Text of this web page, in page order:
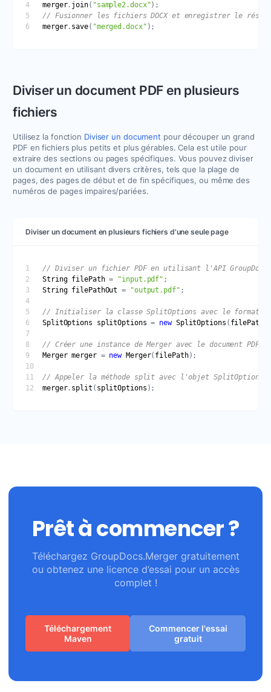
merger. join( "sample2.docx"
merger. save( "merged.docx"
Diviser un document PDF en plusieurs
fichiers
Utilisez la fonction Diviser un document pour découper un grand
PDF en fichiers plus petits et plus gérables. Cela est utile pour
extraire des sections ou pages spécifiques. Vous pouvez diviser
un document en utilisant divers critères, tels que la plage de
pages, des pages de début et de fin spécifiques, ou même des
numéros de pages impaires/pariées.
Diviser un document en plusieurs fichiers d'une seule page
String filePath = "input.pdf"
String filePathOut = "output.pdf"
SplitOptions splitOptions = new SplitOptions (
Merger merger = new Merger( filePath
merger. split ( splitOptions
Prêt à commencer ?
Téléchargez GroupDocs.Merger gratuitement
ou obtenez une licence d’essai pour un accès
complet !
Téléchargement
Maven
Commencer l'essai
gratuit